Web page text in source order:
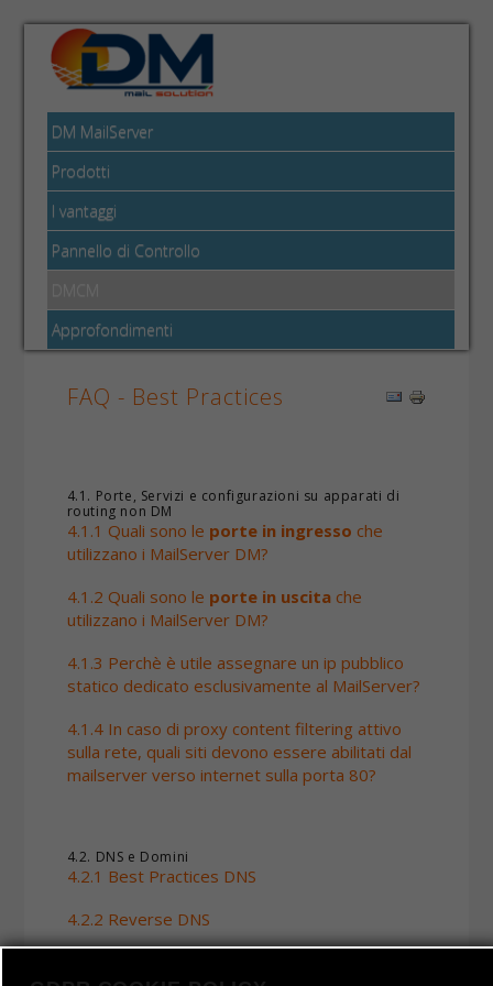
DM MailServer
Prodotti
I vantaggi
Pannello di Controllo
Approfondimenti
FAQ - Best Practices
4.1. Porte, Servizi e configurazioni su apparati di
routing non DM
4.1.1 Quali sono le porte in ingresso che
utilizzano i MailServer DM?
4.1.2 Quali sono le porte in uscitache
utilizzano i MailServer DM?
4.1.3 Perchè è utile assegnare un ip pubblico
statico dedicato esclusivamente al MailServer?
4.1.4 In caso di proxy content filtering attivo
sulla rete, quali siti devono essere abilitati dal
mailserver verso internet sulla porta 80?
4.2. DNS e Domini
4.2.1 Best Practices DNS
4.2.2 Reverse DNS